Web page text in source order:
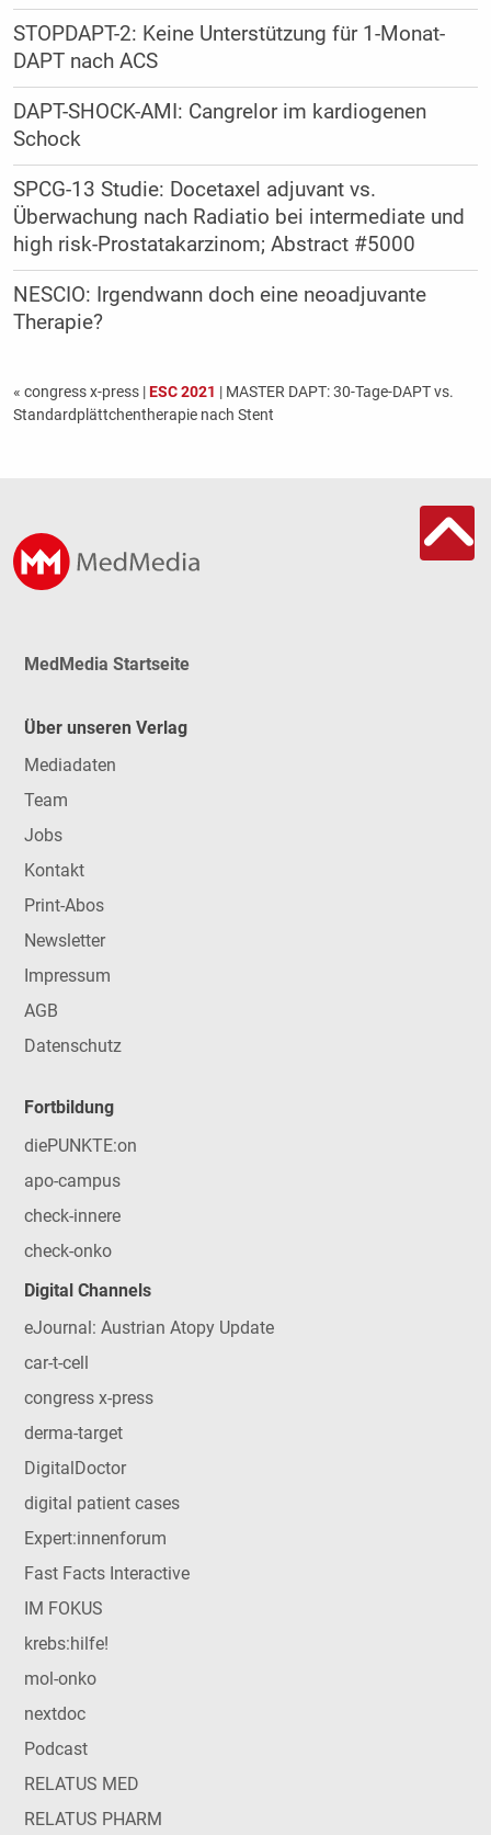
STOPDAPT-2: Keine Unterstützung für 1-Monat-
DAPT nach ACS
DAPT-SHOCK-AMI: Cangrelor im kardiogenen
Schock
SPCG-13 Studie: Docetaxel adjuvant vs.
Überwachung nach Radiatio bei intermediate und
high risk-Prostatakarzinom; Abstract #5000
NESCIO: Irgendwann doch eine neoadjuvante
Therapie?
« congress x-press |ESC 2021 | MASTER DAPT: 30-Tage-DAPT vs.
Standardplättchentherapie nach Stent
MedMedia Startseite
Über unseren Verlag
Mediadaten
Team
Jobs
Kontakt
Print-Abos
Newsletter
Impressum
AGB
Datenschutz
Fortbildung
diePUNKTE:on
apo-campus
check-innere
check-onko
Digital Channels
eJournal: Austrian Atopy Update
car-t-cell
congress x-press
derma-target
DigitalDoctor
digital patient cases
Expert:innenforum
Fast Facts Interactive
IM FOKUS
krebs:hilfe!
mol-onko
nextdoc
Podcast
RELATUS MED
RELATUS PHARM